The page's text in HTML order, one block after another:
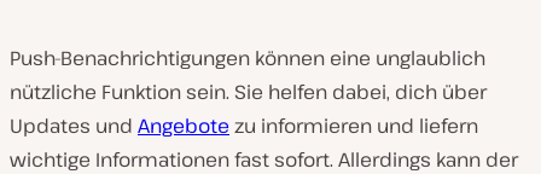
Push-Benachrichtigungen können eine unglaublich
nützliche Funktion sein. Sie helfen dabei, dich über
Updates und Angebote zu informieren und liefern
wichtige Informationen fast sofort. Allerdings kann der